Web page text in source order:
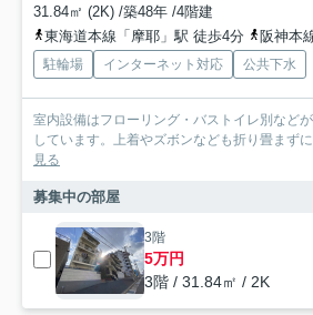
31.84㎡ (2K) /築48年 /4階建
東海道本線「摩耶」駅 徒歩4分
阪神本
駐輪場 インターネット対応 公共下水
室内設備はフローリング・バストイレ別など
しています。上着やズボンなども折り畳まず
見る
募集中の部屋
3階
5万円
3階 / 31.84㎡ / 2K